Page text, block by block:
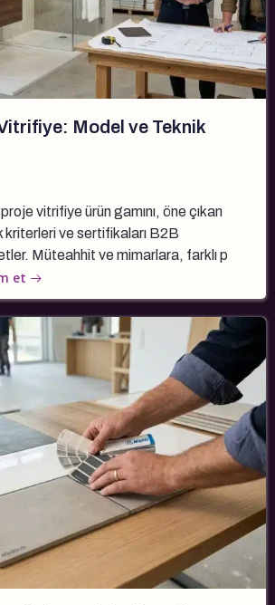
Model ve Teknik
vitrifiye ürün gamını, öne çıkan
kriterleri ve sertifikaları B2B
Müteahhit ve mimarlara, farklı p
et